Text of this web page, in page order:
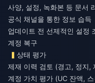
사양, 설정, 녹화본 등 문서
공식 채널을 통한 정보 습득
업데이트 전 선제적인 설정
계정 복구
상태 평가
제재 이력 검토 (경고, 정지,
계정 가치 평가 (UC 잔액,